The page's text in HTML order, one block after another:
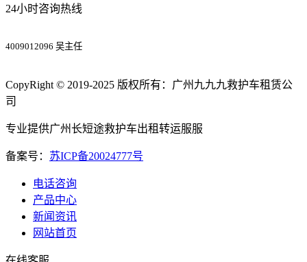
24小时咨询热线
4009012096 吴主任
CopyRight © 2019-2025 版权所有：广州九九九救护车租赁公
司
专业提供广州长短途救护车出租转运服服
备案号： 苏ICP备20024777号
电话咨询
产品中心
新闻资讯
网站首页